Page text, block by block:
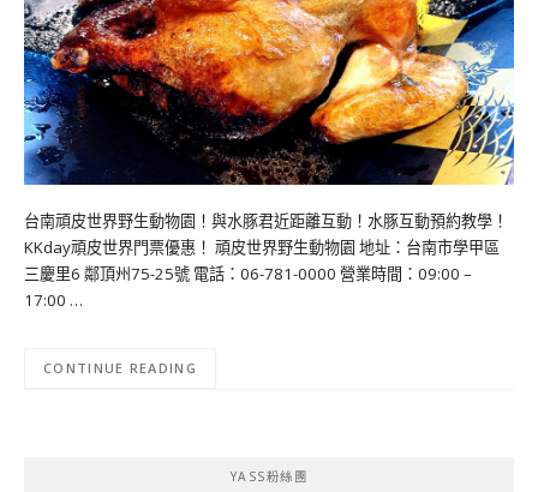
台南頑皮世界野生動物園！與水豚君近距離互動！水豚互動預約教學！
KKday頑皮世界門票優惠！ 頑皮世界野生動物園 地址：台南市學甲區
三慶里6 鄰頂州75-25號 電話：06-781-0000 營業時間：09:00 –
17:00 …
CONTINUE READING
YASS粉絲團